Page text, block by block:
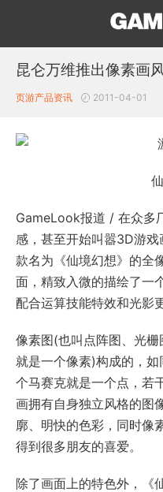
昆仑万维推出像素画
页游产品资讯 2011-04-01
GameLook报道 / 在众多
感，甚至开始叫嚣3D游
款名为《仙境幻想》的全
面，精致入微的描绘了一
配合运算技能特效和光影
像素图(也叫点阵图、光
就是一个像素)构成的，
个马赛克就是一个点，若
画拥有自身独立风格的图
廓、明快的色彩，同时像
得到很多朋友的喜爱。
除了画面上的特色外，《